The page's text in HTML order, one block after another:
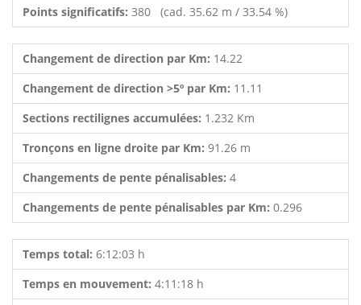
Points significatifs: 380 (cad. 35.62 m / 33.54 %)
Changement de direction par Km: 14.22
Changement de direction >5º par Km: 11.11
Sections rectilignes accumulées: 1.232 Km
Tronçons en ligne droite par Km: 91.26 m
Changements de pente pénalisables: 4
Changements de pente pénalisables par Km: 0.296
Temps total: 6:12:03 h
Temps en mouvement: 4:11:18 h